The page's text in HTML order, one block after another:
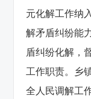
元化解工作纳
解矛盾纠纷能
盾纠纷化解，
工作职责。乡
全人民调解工